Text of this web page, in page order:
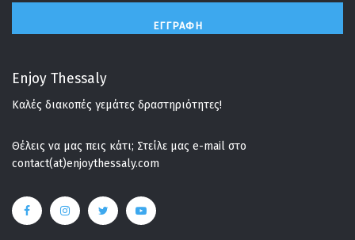
ΕΓΓΡΑΦΉ
Enjoy Thessaly
Καλές διακοπές γεμάτες δραστηριότητες!
Θέλεις να μας πεις κάτι; Στείλε μας e-mail στο
contact(at)enjoythessaly.com